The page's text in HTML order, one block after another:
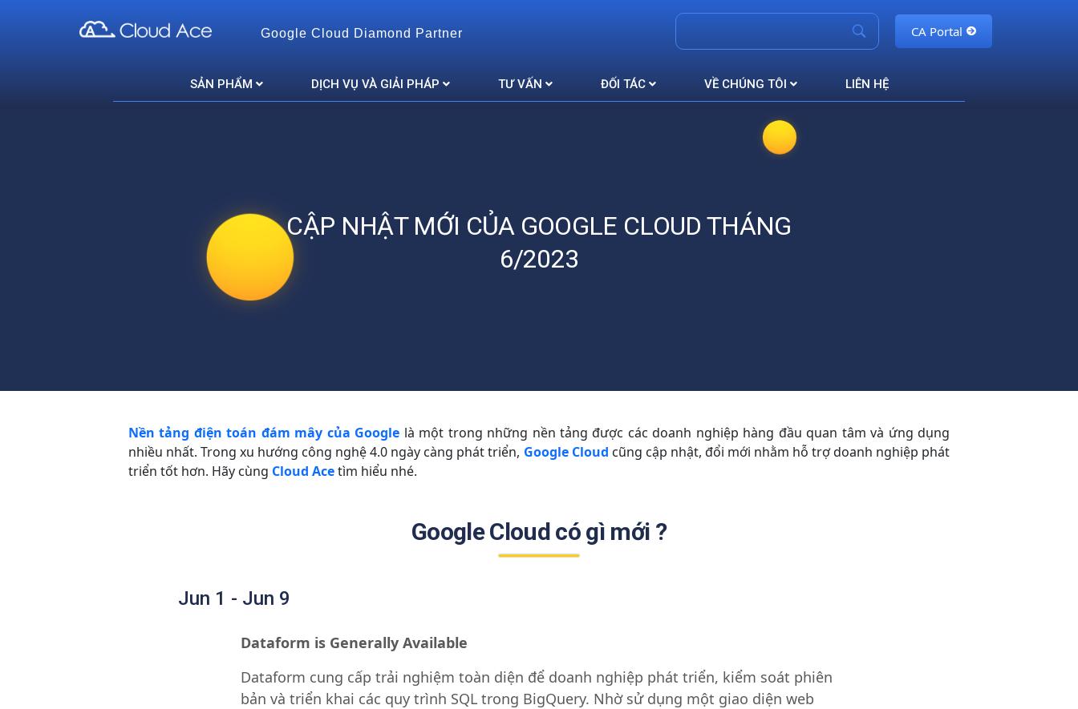
Google Cloud Diamond Partner CA Portal
SẢN PHẨM DỊCH VỤ VÀ GIẢI PHÁP TƯ VẤN ĐỐI TÁC VỀ CHÚNG TÔI LIÊN HỆ
CẬP NHẬT MỚI CỦA GOOGLE CLOUD THÁNG
6/2023
Nền tảng điện toán đám mây của Google là một trong những nền tảng được các doanh nghiệp hàng đầu quan tâm và ứng dụng
nhiều nhất. Trong xu hướng công nghệ 4.0 ngày càng phát triển, Google Cloud cũng cập nhật, đổi mới nhằm hỗ trợ doanh nghiệp phát
triển tốt hơn. Hãy cùng Cloud Acetìm hiểu nhé.
Google Cloud có gì mới ?
Jun 1 - Jun 9
Dataform is Generally Available
Dataform cung cấp trải nghiệm toàn diện để doanh nghiệp phát triển, kiểm soát phiên
bản và triển khai các quy trình SQL trong BigQuery. Nhờ sử dụng một giao diện web